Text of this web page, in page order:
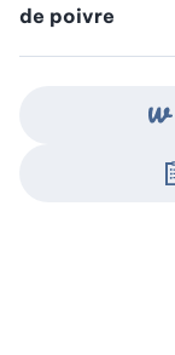
de poivre